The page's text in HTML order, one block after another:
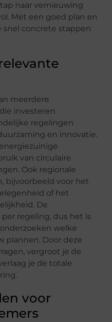
naar vernieuwing
Met een goed plan en
concrete stappen
meerdere
investeren
regelingen
en innovatie.
van circulaire
Ook regionale
bijvoorbeeld voor het
of het
De
regeling, dus het is
welke
plannen. Door deze
vergroot je de
je de totale
voor